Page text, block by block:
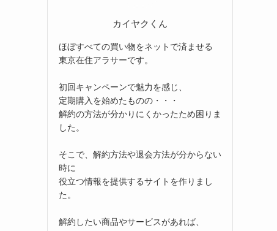
カイヤクくん
ほぼすべての買い物をネットで済ませる
東京在住アラサーです。
初回キャンペーンで魅力を感じ、
定期購入を始めたものの・・・
解約の方法が分かりにくかったため困りま
した。
そこで、解約方法や退会方法が分からない
時に
役立つ情報を提供するサイトを作りまし
た。
解約したい商品やサービスがあれば、